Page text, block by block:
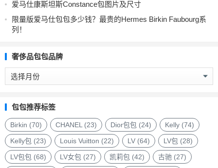
爱马仕康斯坦斯Constance包图片及尺寸
限量版爱马仕包包多少钱？最贵的Hermes Birkin Faubourg系
列！
奢侈品包包品牌
奢
侈
包
包
品
牌
包包推荐标签
Birkin (70) CHANEL (23) Dior包包 (24) Kelly (74)
Kelly包 (23) Louis Vuitton (22) LV (64) LV包 (28)
LV包包 (68) LV女包 (27) 凯莉包 (42) 古驰 (27)